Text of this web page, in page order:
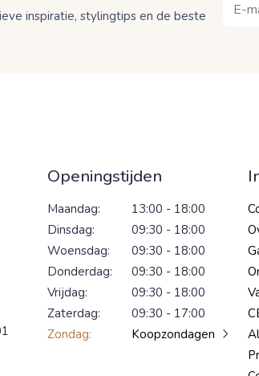
inspiratie, stylingtips en de beste
Openingstijden
Maandag:
13:00 - 18:00
Dinsdag:
09:30 - 18:00
Woensdag:
09:30 - 18:00
Donderdag:
09:30 - 18:00
Vrijdag:
09:30 - 18:00
Zaterdag:
09:30 - 17:00
Zondag:
Koopzondagen